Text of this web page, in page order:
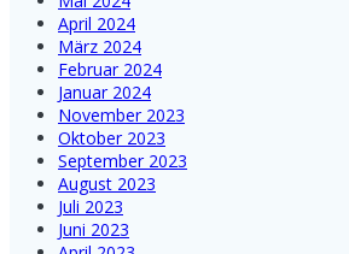
April 2024
März 2024
Februar 2024
Januar 2024
November 2023
Oktober 2023
September 2023
August 2023
Juli 2023
Juni 2023